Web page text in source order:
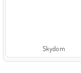
Skydom